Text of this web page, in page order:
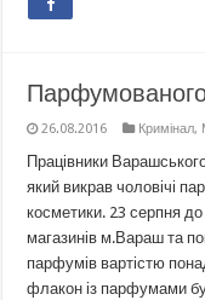
26.08.2016 Кримінал,
Працівники
який викрав чоловічі
косметики. 23 серпня до
магазинів м.Вараш та
парфумів вартістю
флакон із парфумами